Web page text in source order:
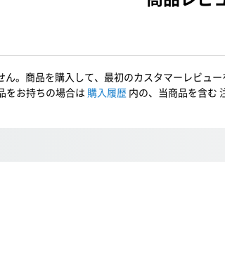
。商品を購入して、最初のカスタマーレビュー
をお持ちの場合は 購入履歴 内の、当商品を含む